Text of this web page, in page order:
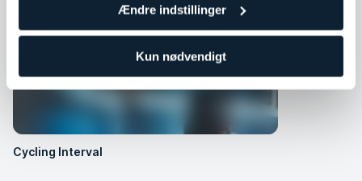
Ændre indstillinger
Kun nødvendigt
Cycling Interval